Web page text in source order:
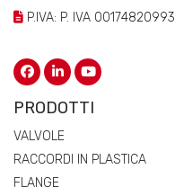
P.IVA: P. IVA 00174820993
PRODOTTI
VALVOLE
RACCORDI IN PLASTICA
FLANGE